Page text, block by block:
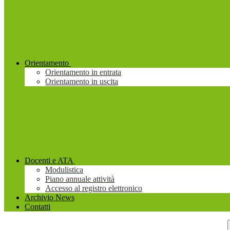
Orientamento
Orientamento in entrata
Orientamento in uscita
Docenti e ATA
Modulistica
Piano annuale attività
Accesso al registro elettronico
Archivio News
Contatti